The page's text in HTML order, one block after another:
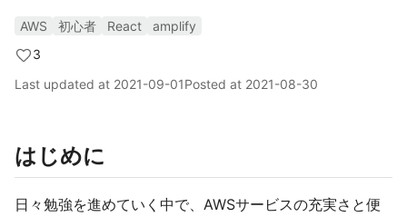
AWS 初心者 React
amplify
3
Last updated at 2021-09-01Posted at 2021-08-30
はじめに
日々勉強を進めていく中で、AWSサービスの充実さと便